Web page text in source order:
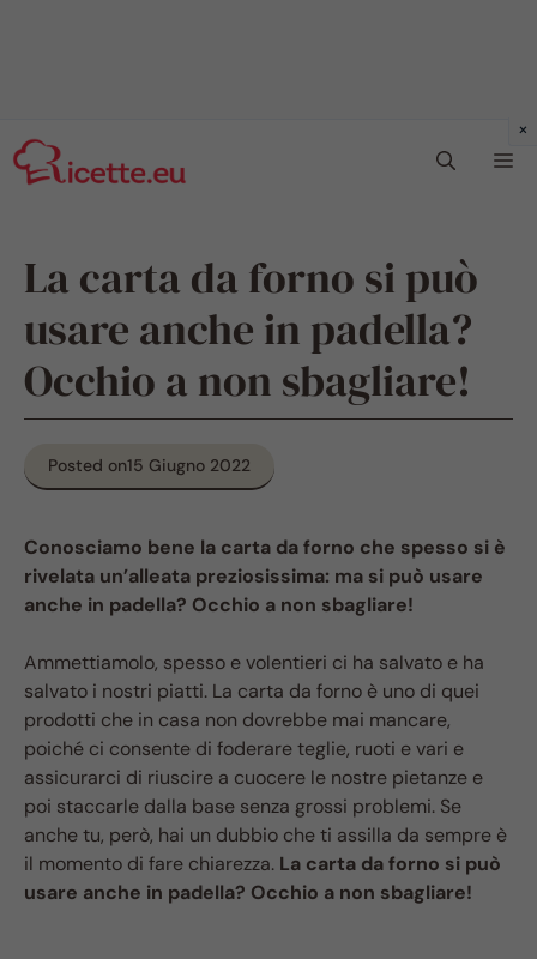
al
contenuto
La carta da forno si può
usare anche in padella?
Occhio a non sbagliare!
Posted on15 Giugno 2022
Conosciamo bene la carta da forno che spesso si è
rivelata un’alleata preziosissima: ma si può usare
anche in padella? Occhio a non sbagliare!
Ammettiamolo, spesso e volentieri ci ha salvato e ha
salvato i nostri piatti. La carta da forno è uno di quei
prodotti che in casa non dovrebbe mai mancare,
poiché ci consente di foderare teglie, ruoti e vari e
assicurarci di riuscire a cuocere le nostre pietanze e
poi staccarle dalla base senza grossi problemi. Se
anche tu, però, hai un dubbio che ti assilla da sempre è
il momento di fare chiarezza. La carta da forno si può
usare anche in padella? Occhio a non sbagliare!